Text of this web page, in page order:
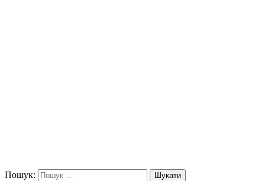
Пошук: Шукати